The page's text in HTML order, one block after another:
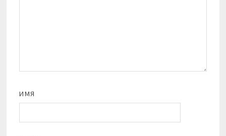
ИМЯ